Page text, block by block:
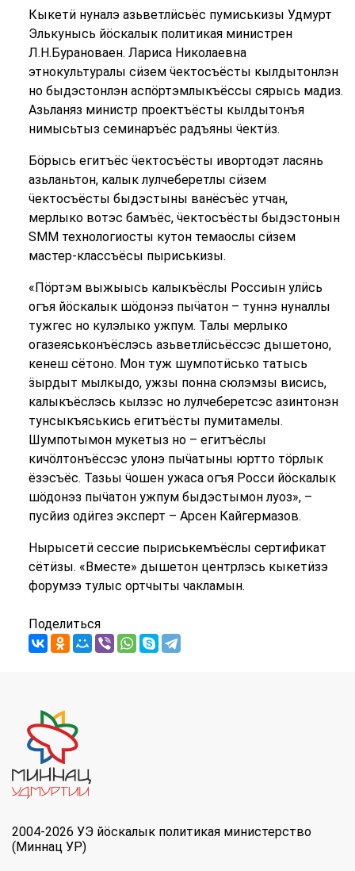
Кыкетӥ нуналэ азьветлӥсьёс пумиськизы Удмурт
Элькунысь йӧскалык политикая министрен
Л.Н.Бурановаен. Лариса Николаевна
этнокультуралы сӥзем ӵектосъёсты кылдытонлэн
но быдэстонлэн аспӧртэмлыкъёссы сярысь мадиз.
Азьланяз министр проектъёсты кылдытонъя
нимысьтыз семинаръёс радъяны ӵектӥз.
Бӧрысь егитъёс ӵектосъёсты ивортодэт ласянь
азьланьтон, калык лулчеберетлы сӥзем
ӵектосъёсты быдэстыны ванёсъёс утчан,
мерлыко вотэс бамъёс, ӵектосъёсты быдэстонын
SMM технологиосты кутон темаослы сӥзем
мастер-классъёсы пыриськизы.
«Пӧртэм выжыысь калыкъёслы Россиын улӥсь
огъя йӧскалык шӧдонэз пыӵатон – туннэ нуналлы
тужгес но кулэлыко ужпум. Талы мерлыко
огазеяськонъёслэсь азьветлӥсьёссэс дышетоно,
кенеш сётоно. Мон туж шумпотӥсько татысь
ӟырдыт мылкыдо, ужзы понна сюлэмзы висись,
калыкъёслэсь кылзэс но лулчеберетсэс азинтонэн
тунсыкъяськись егитъёсты пумитамелы.
Шумпотымон мукетыз но – егитъёслы
кичӧлтонъёссэс улонэ пыӵатыны юртто тӧрлык
ёзэсъёс. Тазьы ӵошен ужаса огъя Росси йӧскалык
шӧдонэз пыӵатон ужпум быдэстымон луоз», –
пусйиз одӥгез эксперт – Арсен Кайгермазов.
Нырысетӥ сессие пыриськемъёслы сертификат
сётӥзы. «Вместе» дышетон центрлэсь кыкетӥзэ
форумзэ тулыс ортчыты чакламын.
Поделиться
2004-2026 УЭ йöскалык политикая министерство
(Миннац УР)